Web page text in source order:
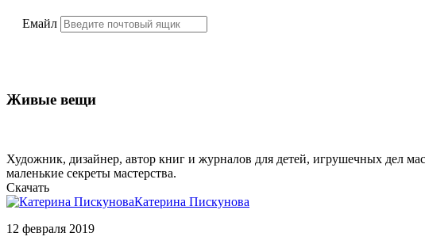
Емайл
Живые вещи
Художник, дизайнер, автор книг и журналов для детей, игрушечных дел
маленькие секреты мастерства.
Скачать
Катерина Пискунова
12 февраля 2019